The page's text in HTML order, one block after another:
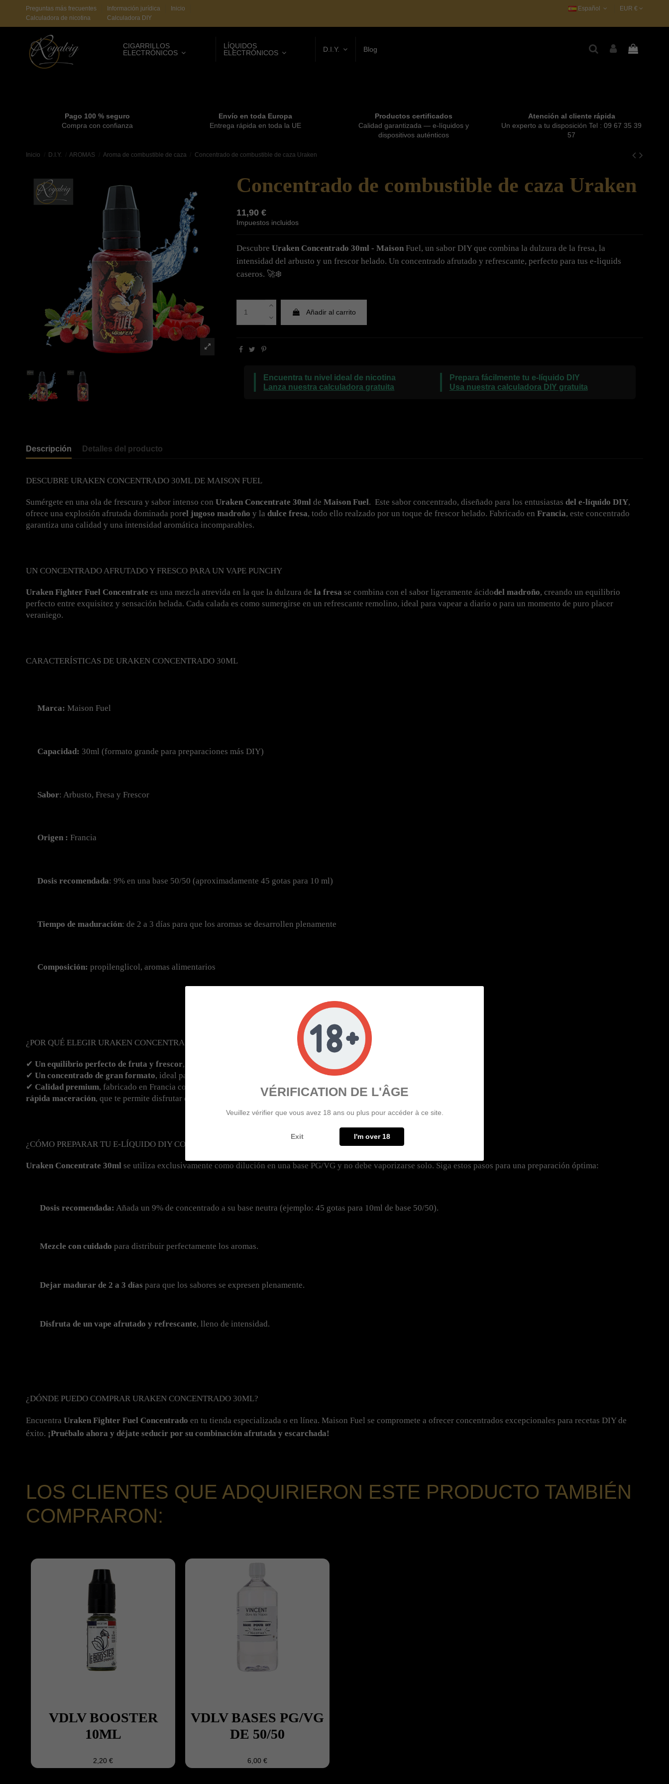
Preguntas más frecuentes Información jurídica
Inicio
Calculadora de nicotina
Calculadora DIY
Español EUR €
CIGARRILLOS
ELECTRÓNICOS
LÍQUIDOS
ELECTRÓNICOS
D.I.Y. Blog
Pago 100 % seguro
Compra con confianza
Envío en toda Europa
Entrega rápida en toda la UE
Productos certificados
Calidad garantizada — e-líquidos y
dispositivos auténticos
Atención al cliente rápida
Un experto a tu disposición Tel : 09 67 35 39
57
Inicio D.I.Y. AROMAS Aroma de combustible de caza Concentrado de combustible de caza Uraken
Concentrado de combustible de caza Uraken
11,90 €
Impuestos incluidos
DescubreUraken Concentrado 30ml - Maison Fuel, un sabor DIY que combina la dulzura de la fresa, la
intensidad del arbusto y un frescor helado. Un concentrado afrutado y refrescante, perfecto para tus e-liquids
caseros. 🚀❄️
Añadir al carrito
Encuentra tu nivel ideal de nicotina
Lanza nuestra calculadora gratuita
Prepara fácilmente tu e-líquido DIY
Usa nuestra calculadora DIY gratuita
Descripción Detalles del producto
DESCUBRE URAKEN CONCENTRADO 30ML DE MAISON FUEL
Sumérgete en una ola de frescura y sabor intenso con Uraken Concentrate 30ml de Maison Fuel. Este sabor concentrado, diseñado para los entusiastas del e-líquido DIY,
ofrece una explosión afrutada dominada porel jugoso madroño y la dulce fresa, todo ello realzado por un toque de frescor helado. Fabricado en Francia, este concentrado
garantiza una calidad y una intensidad aromática incomparables.
UN CONCENTRADO AFRUTADO Y FRESCO PARA UN VAPE PUNCHY
Uraken Fighter Fuel Concentrate es una mezcla atrevida en la que la dulzura de la fresa se combina con el sabor ligeramente ácidodel madroño, creando un equilibrio
perfecto entre exquisitez y sensación helada. Cada calada es como sumergirse en un refrescante remolino, ideal para vapear a diario o para un momento de puro placer
veraniego.
CARACTERÍSTICAS DE URAKEN CONCENTRADO 30ML
Marca: Maison Fuel
Capacidad: 30ml (formato grande para preparaciones más DIY)
Sabor: Arbusto, Fresa y Frescor
Origen : Francia
Dosis recomendada: 9% en una base 50/50 (aproximadamente 45 gotas para 10 ml)
Tiempo de maduración: de 2 a 3 días para que los aromas se desarrollen plenamente
Composición: propilenglicol, aromas alimentarios
¿POR QUÉ ELEGIR URAKEN CONCENTRADO?
✔ Un equilibrio perfecto de fruta y frescor, para un vapeo vigorizante.
✔ Un concentrado de gran formato, ideal para hacer e-liquids caseros en cantidad.
✔ Calidad premium, fabricado en Francia con ingredientes cuidadosamente seleccionados.
rápida maceración, que te permite disfrutar de tu mezcla en tan solo 2 o 3 días.
¿CÓMO PREPARAR TU E-LÍQUIDO DIY CON URAKEN CONCENTRADO?
Uraken Concentrate 30ml se utiliza exclusivamente como dilución en una base PG/VG y no debe vaporizarse solo. Siga estos pasos para una preparación óptima:
Dosis recomendada: Añada un 9% de concentrado a su base neutra (ejemplo: 45 gotas para 10ml de base 50/50).
Mezcle con cuidado para distribuir perfectamente los aromas.
Dejar madurar de 2 a 3 días para que los sabores se expresen plenamente.
Disfruta de un vape afrutado y refrescante, lleno de intensidad.
¿DÓNDE PUEDO COMPRAR URAKEN CONCENTRADO 30ML?
Encuentra Uraken Fighter Fuel Concentrado en tu tienda especializada o en línea. Maison Fuel se compromete a ofrecer concentrados excepcionales para recetas DIY de
éxito. ¡Pruébalo ahora y déjate seducir por su combinación afrutada y escarchada!
LOS CLIENTES QUE ADQUIRIERON ESTE PRODUCTO TAMBIÉN
COMPRARON:
VDLV BOOSTER
10ML
2,20 €
VDLV BASES PG/VG
DE 50/50
6,00 €
VÉRIFICATION DE L'ÂGE
Veuillez vérifier que vous avez 18 ans ou plus pour accéder à ce site.
Exit I'm over 18